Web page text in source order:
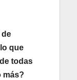
de
que
todas
más?